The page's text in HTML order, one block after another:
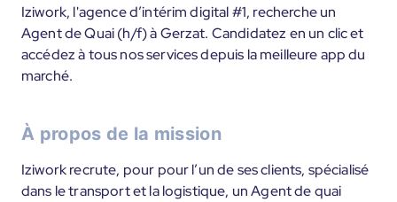
Iziwork, l'agence d’intérim digital #1, recherche un
Agent de Quai (h/f) à Gerzat. Candidatez en un clic et
accédez à tous nos services depuis la meilleure app du
marché.
À propos de la mission
Iziwork recrute, pour pour l’un de ses clients, spécialisé
dans le transport et la logistique, un Agent de quai